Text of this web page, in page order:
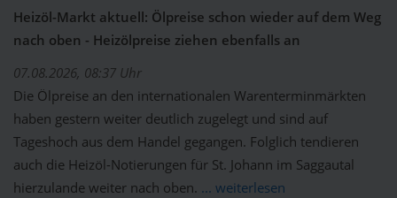
Heizöl-Markt aktuell: Ölpreise schon wieder auf dem Weg
nach oben - Heizölpreise ziehen ebenfalls an
07.08.2026, 08:37 Uhr
Die Ölpreise an den internationalen Warenterminmärkten
haben gestern weiter deutlich zugelegt und sind auf
Tageshoch aus dem Handel gegangen. Folglich tendieren
auch die Heizöl-Notierungen für St. Johann im Saggautal
hierzulande weiter nach oben. ... weiterlesen